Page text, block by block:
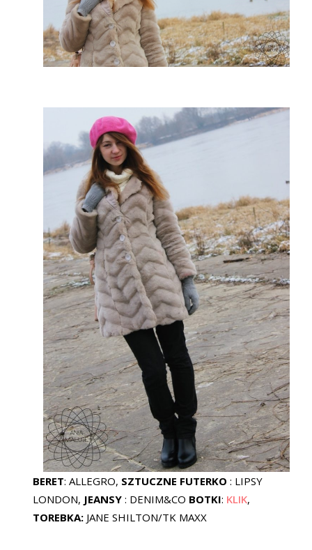
BERET: ALLEGRO, SZTUCZNE FUTERKO : LIPSY
LONDON, JEANSY : DENIM&CO BOTKI: KLIK,
TOREBKA: JANE SHILTON/TK MAXX